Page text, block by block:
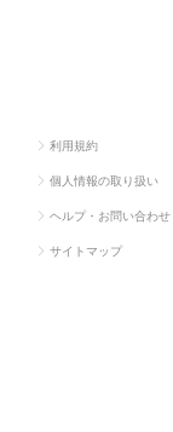
利用規約
個人情報の取り扱い
ヘルプ・お問い合わせ
サイトマップ